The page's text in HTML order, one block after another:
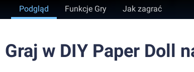
Podgląd Funkcje Gry Jak zagrać
Graj w DIY Paper Doll